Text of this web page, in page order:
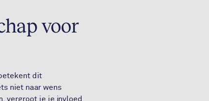
voor
dit
niet naar wens
vergroot je je invloed